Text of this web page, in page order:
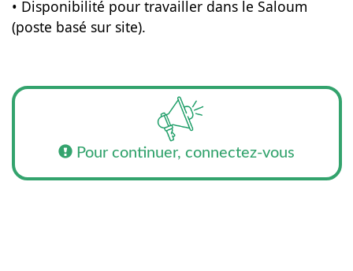
• Disponibilité pour travailler dans le Saloum
(poste basé sur site).
Pour continuer, connectez-vous